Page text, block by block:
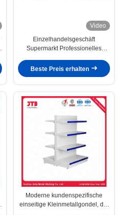
Video
Einzelhandelsgeschäft
Supermarkt Professionelles
Präsentationsregal mit
Pulverbeschichtung
Beste Preis erhalten
Moderne kundenspezifische
einseitige Kleinmetallgondel, die